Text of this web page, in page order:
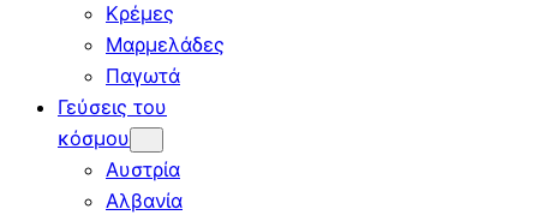
Κρέμες
Μαρμελάδες
Παγωτά
Γεύσεις του
κόσμου
Αυστρία
Αλβανία